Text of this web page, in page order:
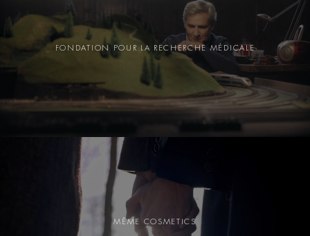
FONDATION POUR LA RECHERCHE MÉDICALE
MÊME COSMETICS